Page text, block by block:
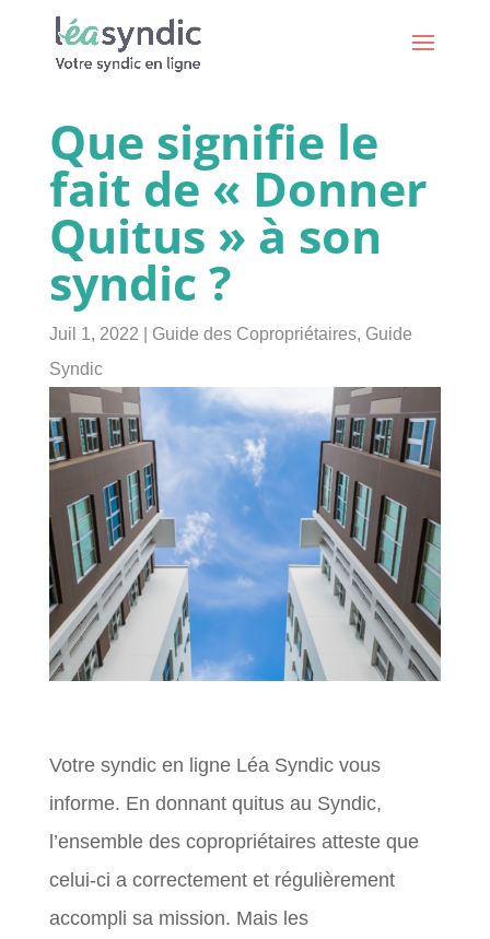
Que signifie le
fait de « Donner
Quitus » à son
syndic ?
Juil 1, 2022 Guide des Copropriétaires, Guide
Syndic
Votre syndic en ligne Léa Syndic vous
informe. En donnant quitus au Syndic,
l’ensemble des copropriétaires atteste que
celui-ci a correctement et régulièrement
accompli sa mission. Mais les